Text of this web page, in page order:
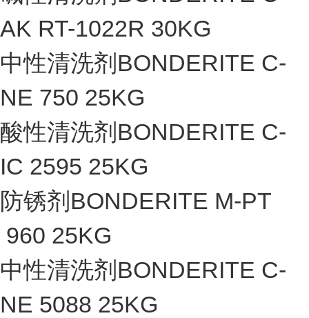
AK RT-1022R 30KG
中性清洗剂BONDERITE C-
NE 750 25KG
酸性清洗剂BONDERITE C-
IC 2595 25KG
防锈剂BONDERITE M-PT
960 25KG
中性清洗剂BONDERITE C-
NE 5088 25KG